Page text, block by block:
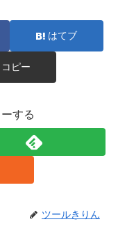
はてブ
コピー
する
ツールきりん